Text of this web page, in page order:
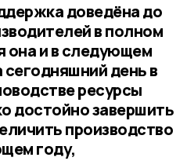
доведёна до
в полном
она и в следующем
день в
ресурсы
достойно завершить
производство
году,